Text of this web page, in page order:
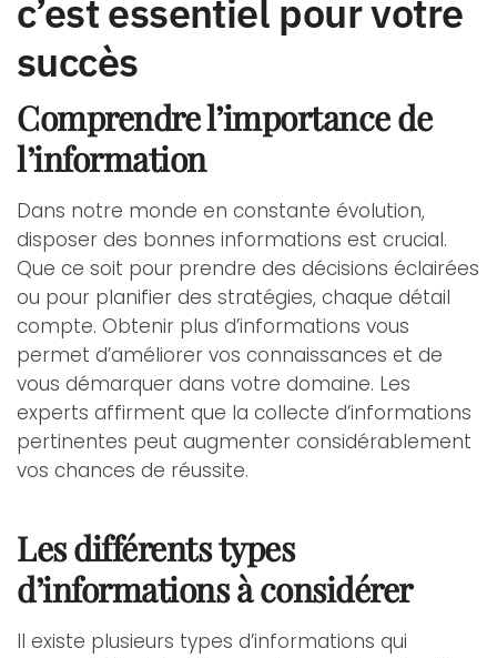
c’est essentiel pour votre
succès
Comprendre l’importance de
l’information
Dans notre monde en constante évolution,
disposer des bonnes informations est crucial.
Que ce soit pour prendre des décisions éclairées
ou pour planifier des stratégies, chaque détail
compte. Obtenir plus d’informations vous
permet d’améliorer vos connaissances et de
vous démarquer dans votre domaine. Les
experts affirment que la collecte d’informations
pertinentes peut augmenter considérablement
vos chances de réussite.
Les différents types
d’informations à considérer
Il existe plusieurs types d’informations qui